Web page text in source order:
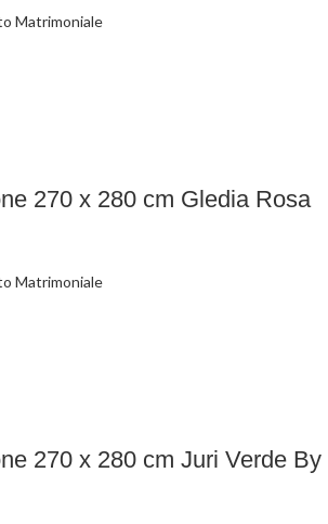
Matrimoniale
270 x 280 cm Gledia Rosa
Matrimoniale
270 x 280 cm Juri Verde By